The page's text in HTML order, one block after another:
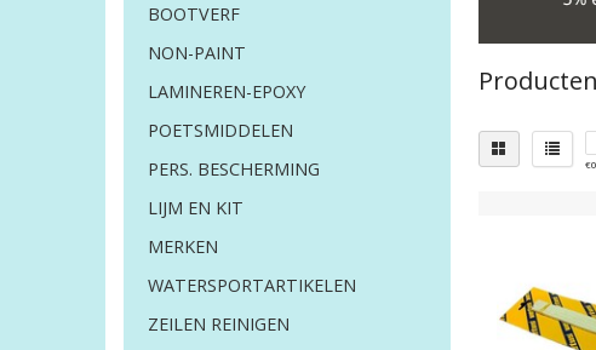
BOOTVERF
NON-PAINT
LAMINEREN-EPOXY
POETSMIDDELEN
PERS. BESCHERMING
LIJM EN KIT
MERKEN
WATERSPORTARTIKELEN
ZEILEN REINIGEN
€0